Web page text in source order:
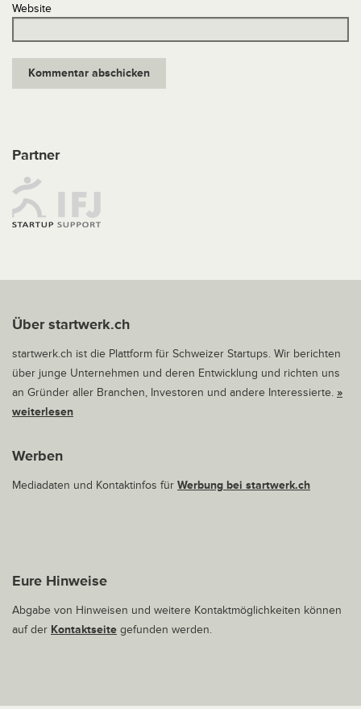
Website
Partner
Über startwerk.ch
startwerk.ch ist die Plattform für Schweizer Startups. Wir berichten
über junge Unternehmen und deren Entwicklung und richten uns
an Gründer aller Branchen, Investoren und andere Interessierte. »
weiterlesen
Werben
Mediadaten und Kontaktinfos für Werbung bei startwerk.ch
Eure Hinweise
Abgabe von Hinweisen und weitere Kontaktmöglichkeiten können
auf der Kontaktseite gefunden werden.